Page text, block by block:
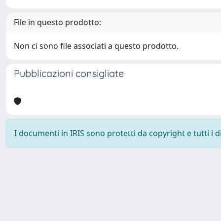
File in questo prodotto:
Non ci sono file associati a questo prodotto.
Pubblicazioni consigliate
I documenti in IRIS sono protetti da copyright e tutti i